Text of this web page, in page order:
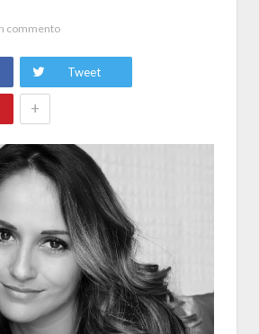
commento
Tweet
+